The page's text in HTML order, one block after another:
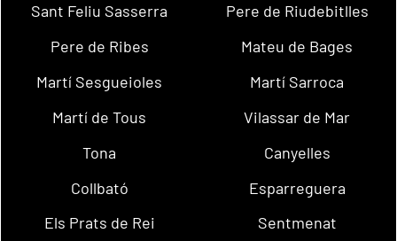
Sant Feliu Sasserra
Pere de Riudebitlles
Pere de Ribes
Mateu de Bages
Martí Sesgueioles
Martí Sarroca
Martí de Tous
Vilassar de Mar
Tona
Canyelles
Collbató
Esparreguera
Els Prats de Rei
Sentmenat